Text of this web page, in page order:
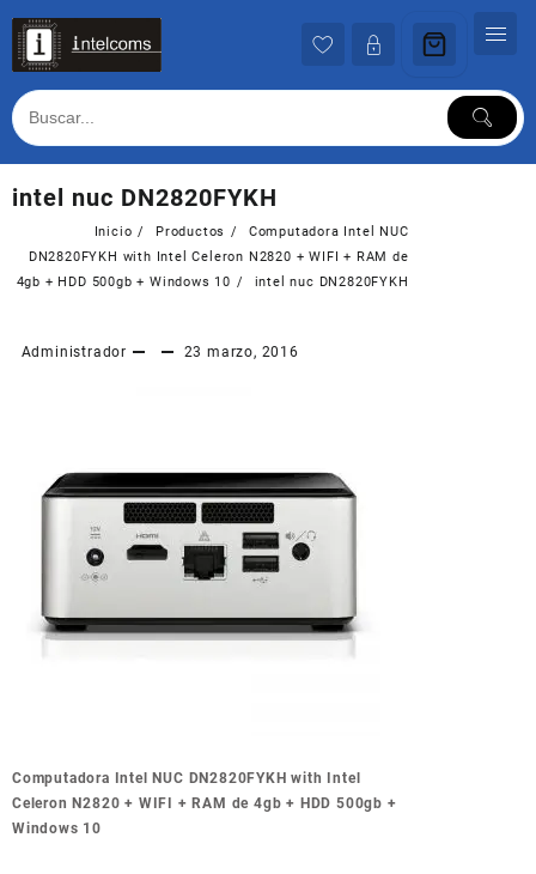
contenido
intel nuc DN2820FYKH
Inicio Productos
Computadora Intel NUC
DN2820FYKH with Intel Celeron N2820 + WIFI + RAM de
4gb + HDD 500gb + Windows 10
intel nuc DN2820FYKH
Administrador 23 marzo, 2016
Navegación
de
entradas
Computadora Intel NUC DN2820FYKH with Intel
Celeron N2820 + WIFI + RAM de 4gb + HDD 500gb +
Windows 10